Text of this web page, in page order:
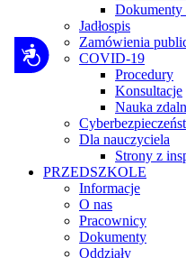
Dostępność
Dokumenty
Jadłospis
Zamówienia
COVID-19
Procedury
Konsultacje
Nauka
Dla nauczyciela
Strony z
PRZEDSZKOLE
Informacje
O nas
Pracownicy
Dokumenty
Oddziały